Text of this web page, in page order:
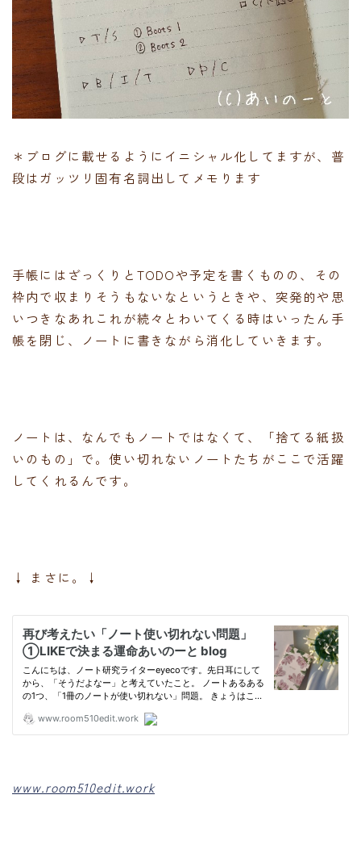
＊ブログに載せるようにイニシャル化してますが、普
段はガッツリ固有名詞出してメモります
手帳にはざっくりとTODOや予定を書くものの、その
枠内で収まりそうもないなというときや、突発的や思
いつきなあれこれが続々とわいてくる時はいったん手
帳を閉じ、ノートに書きながら消化していきます。
ノートは、なんでもノートではなくて、「捨てる紙扱
いのもの」で。使い切れないノートたちがここで活躍
してくれるんです。
↓ まさに。↓
www.room510edit.work